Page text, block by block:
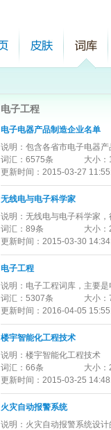
电子工程
电子电器产品制造企业名单
说明： 包含各省市电子电器
词汇： 6575条 大小：
更新时间： 2015-03-27
无线电与电子科学家
说明： 无线电与电子科学家，
词汇： 89条 大小：
更新时间： 2015-03-30
电子工程
说明： 电子工程词库，主要
词汇： 5307条 大小：
更新时间： 2016-04-05
楼宇智能化工程技术
说明： 楼宇智能化工程技术
词汇： 66条 大小：
更新时间： 2015-03-25
火灾自动报警系统
说明： 火灾自动报警系统设